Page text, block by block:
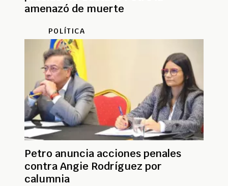
amenazó de muerte
POLÍTICA
Petro anuncia acciones penales
contra Angie Rodríguez por
calumnia